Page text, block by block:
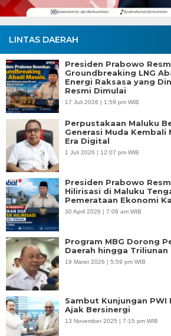
LINTAS DAERAH
Presiden Prabowo
Groundbreaking LNG
Energi Raksasa yang
Resmi Dimulai
17 Juli 2026 | 1:59 pm WIB
Perpustakaan Maluku
Generasi Muda Kembali
Era Digital
1 Juli 2026 | 12:07 pm WIB
Presiden Prabowo
Hilirisasi di Maluku
Pemerataan Ekonomi
30 April 2026 | 7:06 am WIB
Program MBG Dorong
Daerah hingga Triliunan
19 Maret 2026 | 5:59 pm WIB
Sambut Kunjungan PWI
Ajak Bersinergi
13 November 2025 | 7:15 pm WIB